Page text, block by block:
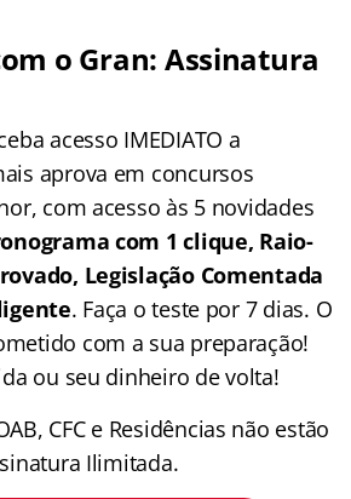
o Gran: Assinatura
acesso IMEDIATO a
aprova em concursos
com acesso às 5 novidades
com 1 clique, Raio-
Legislação Comentada
. Faça o teste por 7 dias. O
com a sua preparação!
ou seu dinheiro de volta!
CFC e Residências não estão
Ilimitada.